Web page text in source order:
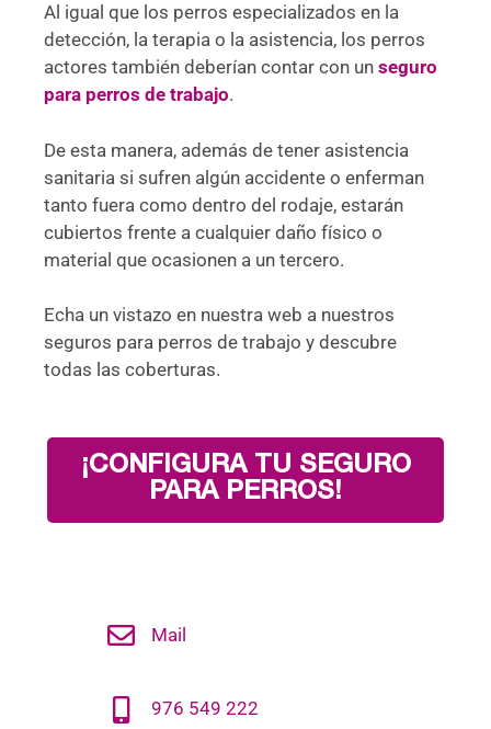
Al igual que los perros especializados en la
detección, la terapia o la asistencia, los perros
actores también deberían contar con un seguro
para perros de trabajo.
De esta manera, además de tener asistencia
sanitaria si sufren algún accidente o enferman
tanto fuera como dentro del rodaje, estarán
cubiertos frente a cualquier daño físico o
material que ocasionen a un tercero.
Echa un vistazo en nuestra web a nuestros
seguros para perros de trabajo y descubre
todas las coberturas.
¡CONFIGURA TU SEGURO
PARA PERROS!
Mail
976 549 222